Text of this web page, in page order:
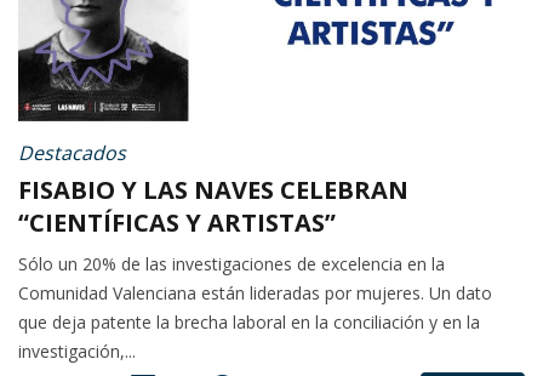
Destacados
FISABIO Y LAS NAVES CELEBRAN
“CIENTÍFICAS Y ARTISTAS”
Sólo un 20% de las investigaciones de excelencia en la
Comunidad Valenciana están lideradas por mujeres. Un dato
que deja patente la brecha laboral en la conciliación y en la
investigación,...